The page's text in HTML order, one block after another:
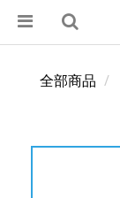
全部商品